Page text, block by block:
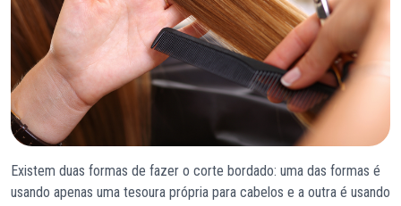
Existem duas formas de fazer o corte bordado: uma das formas é
usando apenas uma tesoura própria para cabelos e a outra é usando